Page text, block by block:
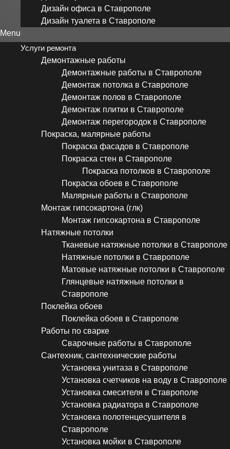
Дизайн офиса в Ставрополе
Дизайн туалета в Ставрополе
Menu
Услуги ремонта
Демонтажные работы
Демонтажные работы в Ставрополе
Демонтаж потолка в Ставрополе
Демонтаж полов в Ставрополе
Демонтаж плитки в Ставрополе
Демонтаж перегородок в Ставрополе
Покраска, малярные работы
Покраска фасадов в Ставрополе
Покраска стен в Ставрополе
Покраска потолков в Ставрополе
Покраска обоев в Ставрополе
Малярные работы в Ставрополе
Монтаж гипсокартона (глк)
Монтаж гипсокартона в Ставрополе
Натяжные потолки
Тканевые натяжные потолки в Ставрополе
Натяжные потолки в Ставрополе
Матовые натяжные потолки в Ставрополе
Глянцевые натяжные потолки в
Ставрополе
Поклейка обоев
Поклейка обоев в Ставрополе
Работы по сварке
Сварочные работы в Ставрополе
Сантехник, сантехнические работы
Установка унитаза в Ставрополе
Установка счетчиков на воду в Ставрополе
Установка смесителя в Ставрополе
Установка радиатора в Ставрополе
Установка полотенцесушителя в
Ставрополе
Установка мойки в Ставрополе